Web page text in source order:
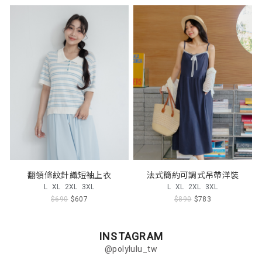
翻領條紋針織短袖上衣
L XL 2XL 3XL
$690 $607
法式簡約可調式吊帶洋裝
L XL 2XL 3XL
$890 $783
INSTAGRAM
@polylulu_tw